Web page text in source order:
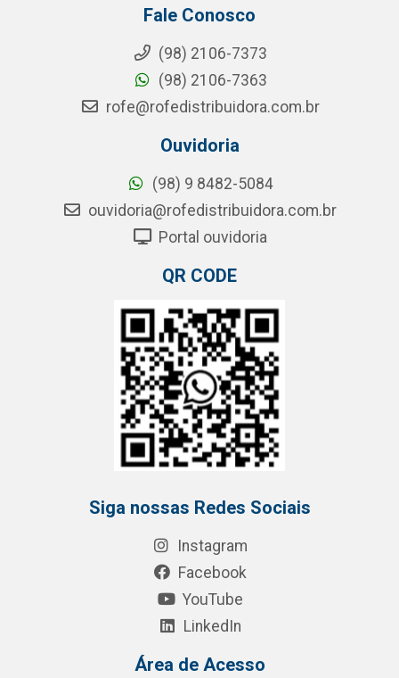
Fale Conosco
(98) 2106-7373
(98) 2106-7363
rofe@rofedistribuidora.com.br
Ouvidoria
(98) 9 8482-5084
ouvidoria@rofedistribuidora.com.br
Portal ouvidoria
QR CODE
Siga nossas Redes Sociais
Instagram
Facebook
YouTube
LinkedIn
Área de Acesso